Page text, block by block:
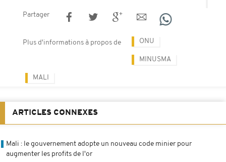
Partager
Plus d'informations à propos de ONU
MINUSMA
MALI
ARTICLES CONNEXES
Mali : le gouvernement adopte un nouveau code minier pour
augmenter les profits de l'or